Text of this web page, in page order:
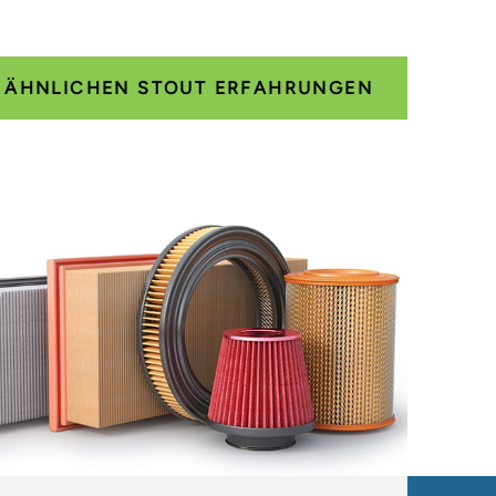
STOUT ERFAHRUNGEN